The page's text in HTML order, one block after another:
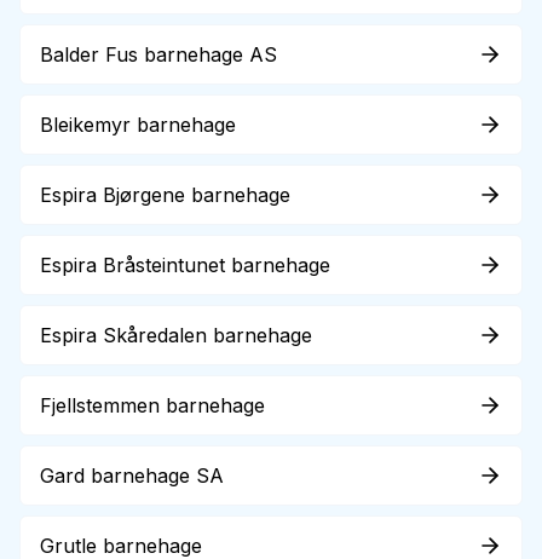
Balder Fus barnehage AS
Bleikemyr barnehage
Espira Bjørgene barnehage
Espira Bråsteintunet barnehage
Espira Skåredalen barnehage
Fjellstemmen barnehage
Gard barnehage SA
Grutle barnehage